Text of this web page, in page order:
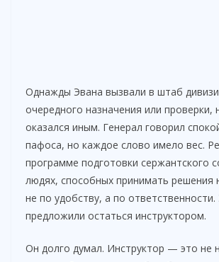
Однажды Эвана вызвали в штаб
очередного назначения или проверки,
оказался иным. Генерал говорил
пафоса, но каждое слово имело вес.
программе подготовки сержантского
людях, способных принимать решения
не по удобству, а по ответственности.
предложили остаться инструктором.
Он долго думал. Инструктор — это не